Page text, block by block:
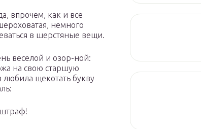
впрочем, как и все
немного
в шерстяные вещи.
веселой и озор-ной:
на свою старшую
любила щекотать букву
штраф!